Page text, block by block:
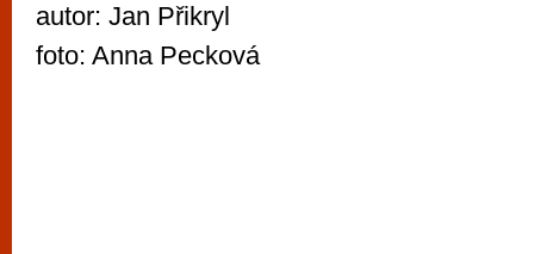
autor: Jan Přikryl
foto: Anna Pecková